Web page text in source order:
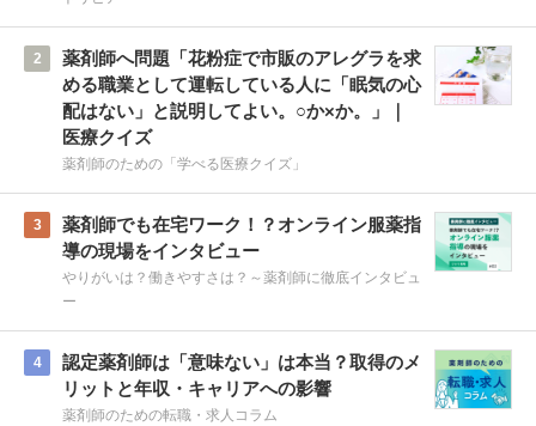
2
薬剤師へ問題「花粉症で市販のアレグラを求
める職業として運転している人に「眠気の心
配はない」と説明してよい。○か×か。」｜
医療クイズ
薬剤師のための「学べる医療クイズ」
3
薬剤師でも在宅ワーク！？オンライン服薬指
導の現場をインタビュー
やりがいは？働きやすさは？～薬剤師に徹底インタビュ
ー
4
認定薬剤師は「意味ない」は本当？取得のメ
リットと年収・キャリアへの影響
薬剤師のための転職・求人コラム